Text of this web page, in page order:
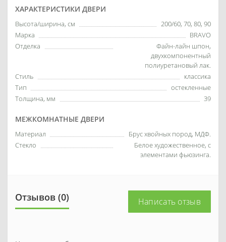
ХАРАКТЕРИСТИКИ ДВЕРИ
Высота/ширина, см
200/60, 70, 80, 90
Марка
BRAVO
Отделка
Файн-лайн шпон,
двухкомпонентный
полиуретановый лак.
Стиль
классика
Тип
остекленные
Толщина, мм
39
МЕЖКОМНАТНЫЕ ДВЕРИ
Материал
Брус хвойных пород, МДФ.
Стекло
Белое художественное, с
элементами фьюзинга.
Отзывов (0) Написать отзыв